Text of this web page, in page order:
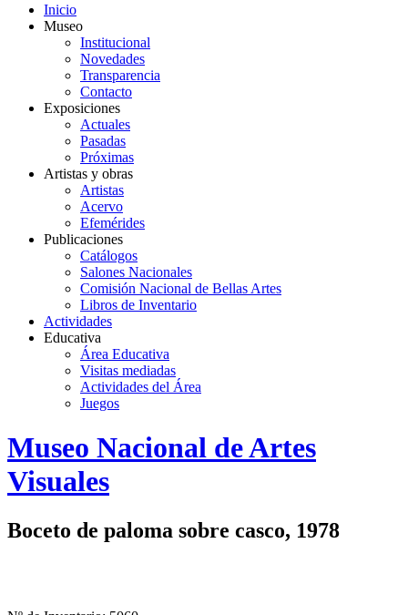
Inicio
Museo
Institucional
Novedades
Transparencia
Contacto
Exposiciones
Actuales
Pasadas
Próximas
Artistas y obras
Artistas
Acervo
Efemérides
Publicaciones
Catálogos
Salones Nacionales
Comisión Nacional de Bellas Artes
Libros de Inventario
Actividades
Educativa
Área Educativa
Visitas mediadas
Actividades del Área
Juegos
Logo
MNAV
Museo Nacional de Artes
Visuales
Boceto de paloma sobre casco, 1978